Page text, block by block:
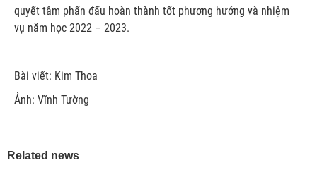
quyết tâm phấn đấu hoàn thành tốt phương hướng và nhiệm
vụ năm học 2022 – 2023.
Bài viết: Kim Thoa
Ảnh: Vĩnh Tường
Related news